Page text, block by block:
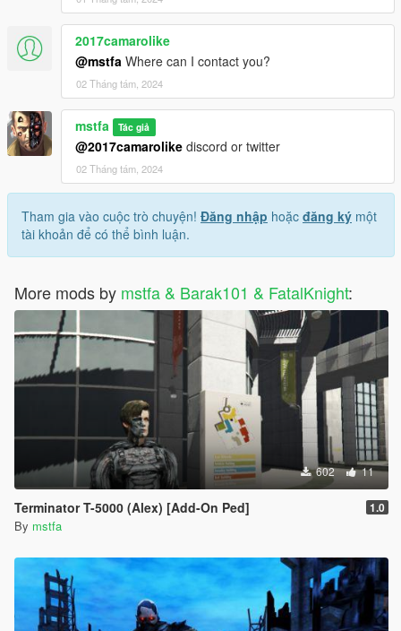
2017camarolike
@mstfa Where can I contact you?
02 Tháng tám, 2024
mstfa Tác giả
@2017camarolike discord or twitter
02 Tháng tám, 2024
Tham gia vào cuộc trò chuyện! Đăng nhập hoặc đăng ký một
tài khoản để có thể bình luận.
More mods by mstfa & Barak101 & FatalKnight:
602 11
Terminator T-5000 (Alex) [Add-On Ped] 1.0
By mstfa